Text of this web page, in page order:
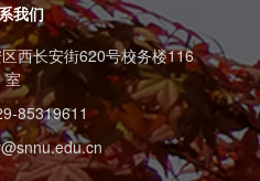
我们
西长安街620号校务楼116
室
85319611